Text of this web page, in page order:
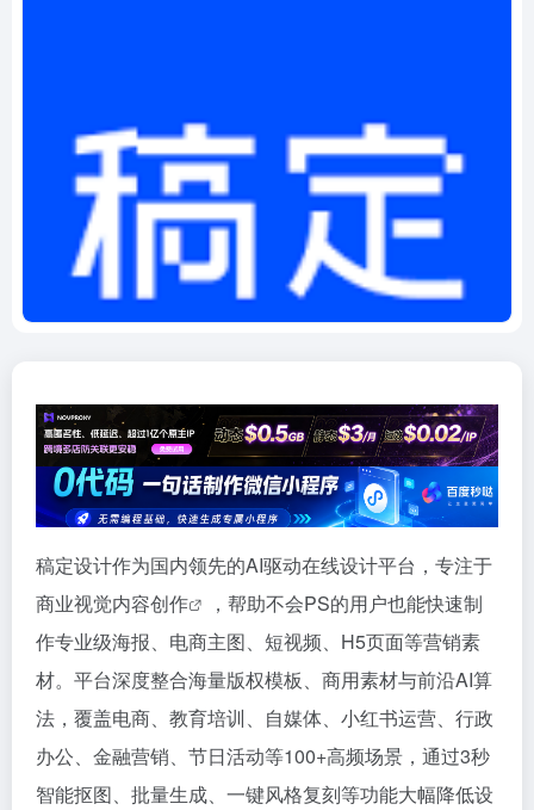
稿定设计作为国内领先的AI驱动在线设计平台，专注于
商业视觉内容创作
，帮助不会PS的用户也能快速制
作专业级海报、电商主图、短视频、H5页面等营销素
材。平台深度整合海量版权模板、商用素材与前沿AI算
法，覆盖电商、教育培训、自媒体、小红书运营、行政
办公、金融营销、节日活动等100+高频场景，通过3秒
智能抠图、批量生成、一键风格复刻等功能大幅降低设